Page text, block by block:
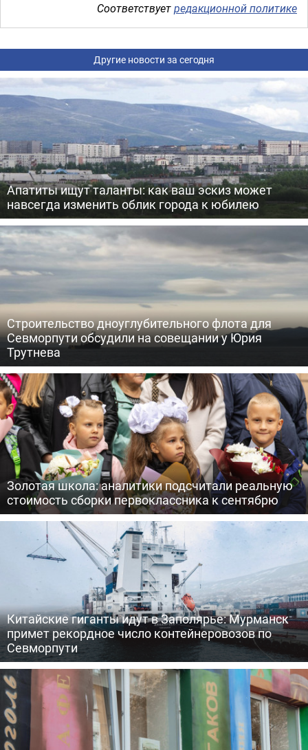
Соответствуетредакционной политике
Другие новости за сегодня
Апатиты ищут таланты: как ваш эскиз может
навсегда изменить облик города к юбилею
Строительство дноуглубительного флота для
Севморпути обсудили на совещании у Юрия
Трутнева
Золотая школа: аналитики подсчитали реальную
стоимость сборки первоклассника к сентябрю
Китайские гиганты идут в Заполярье: Мурманск
примет рекордное число контейнеровозов по
Севморпути